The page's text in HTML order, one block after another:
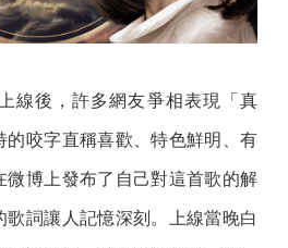
線後，許多網友爭相表現「真
的咬字直稱喜歡、特色鮮明、有
微博上發布了自己對這首歌的解
歌詞讓人記憶深刻。上線當晚白